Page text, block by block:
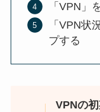
「VPN」
「VPN状
プする
VPNの